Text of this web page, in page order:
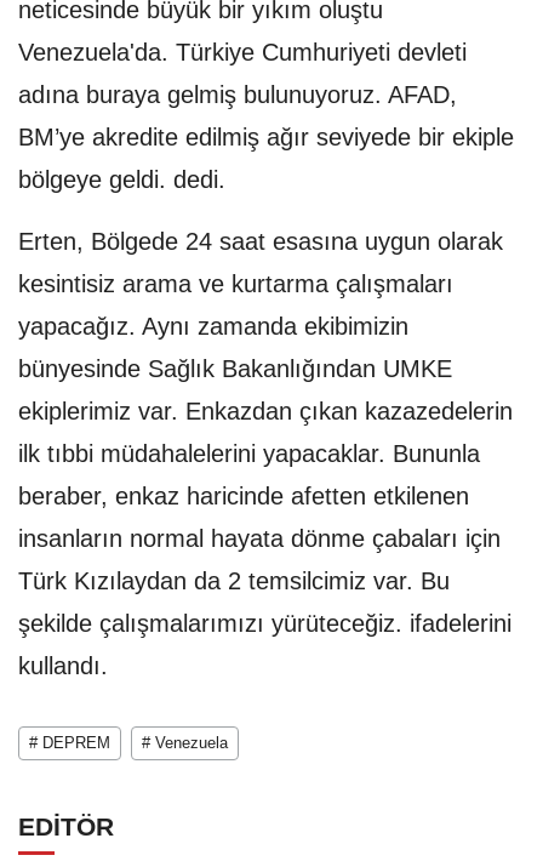
neticesinde büyük bir yıkım oluştu
Venezuela'da. Türkiye Cumhuriyeti devleti
adına buraya gelmiş bulunuyoruz. AFAD,
BM’ye akredite edilmiş ağır seviyede bir ekiple
bölgeye geldi. dedi.
Erten, Bölgede 24 saat esasına uygun olarak
kesintisiz arama ve kurtarma çalışmaları
yapacağız. Aynı zamanda ekibimizin
bünyesinde Sağlık Bakanlığından UMKE
ekiplerimiz var. Enkazdan çıkan kazazedelerin
ilk tıbbi müdahalelerini yapacaklar. Bununla
beraber, enkaz haricinde afetten etkilenen
insanların normal hayata dönme çabaları için
Türk Kızılaydan da 2 temsilcimiz var. Bu
şekilde çalışmalarımızı yürüteceğiz. ifadelerini
kullandı.
# DEPREM # Venezuela
EDİTÖR